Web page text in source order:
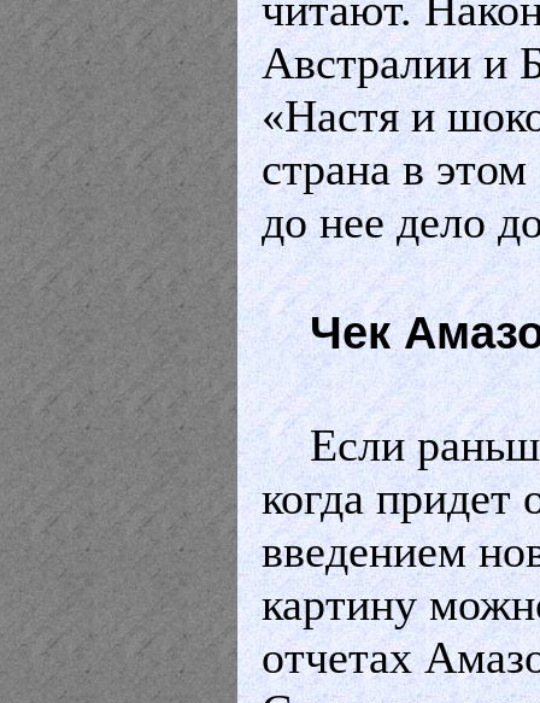
Австралии и
«Настя и
страна в
до нее дело
Чек
Если
когда придет
введением
картину
отчетах